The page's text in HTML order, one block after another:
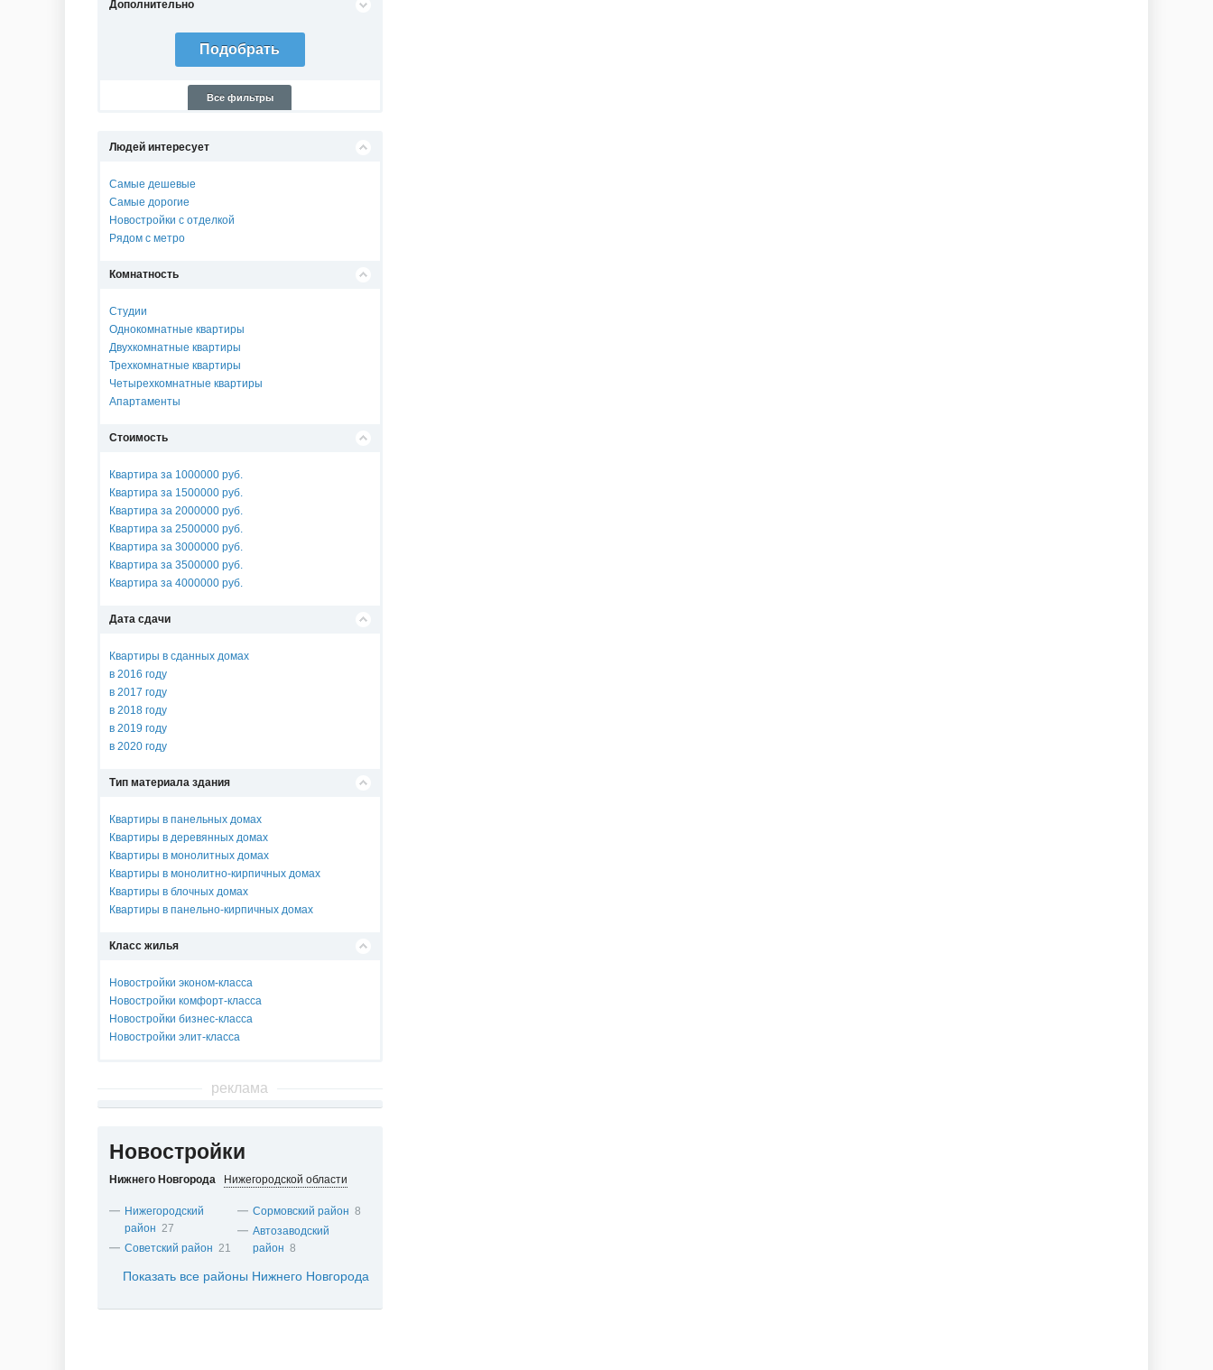
Дополнительно
Все фильтры
Людей интересует
Самые дешевые
Самые дорогие
Новостройки с отделкой
Рядом с метро
Комнатность
Студии
Однокомнатные квартиры
Двухкомнатные квартиры
Трехкомнатные квартиры
Четырехкомнатные квартиры
Апартаменты
Стоимость
Квартира за 1000000 руб.
Квартира за 1500000 руб.
Квартира за 2000000 руб.
Квартира за 2500000 руб.
Квартира за 3000000 руб.
Квартира за 3500000 руб.
Квартира за 4000000 руб.
Дата сдачи
Квартиры в сданных домах
в 2016 году
в 2017 году
в 2018 году
в 2019 году
в 2020 году
Тип материала здания
Квартиры в панельных домах
Квартиры в деревянных домах
Квартиры в монолитных домах
Квартиры в монолитно-кирпичных домах
Квартиры в блочных домах
Квартиры в панельно-кирпичных домах
Класс жилья
Новостройки эконом-класса
Новостройки комфорт-класса
Новостройки бизнес-класса
Новостройки элит-класса
реклама
Новостройки
Нижнего Новгорода Нижегородской области
Нижегородский
район 27
Советский район 21
Сормовский район 8
Автозаводский
район 8
Показать все районы Нижнего Новгорода